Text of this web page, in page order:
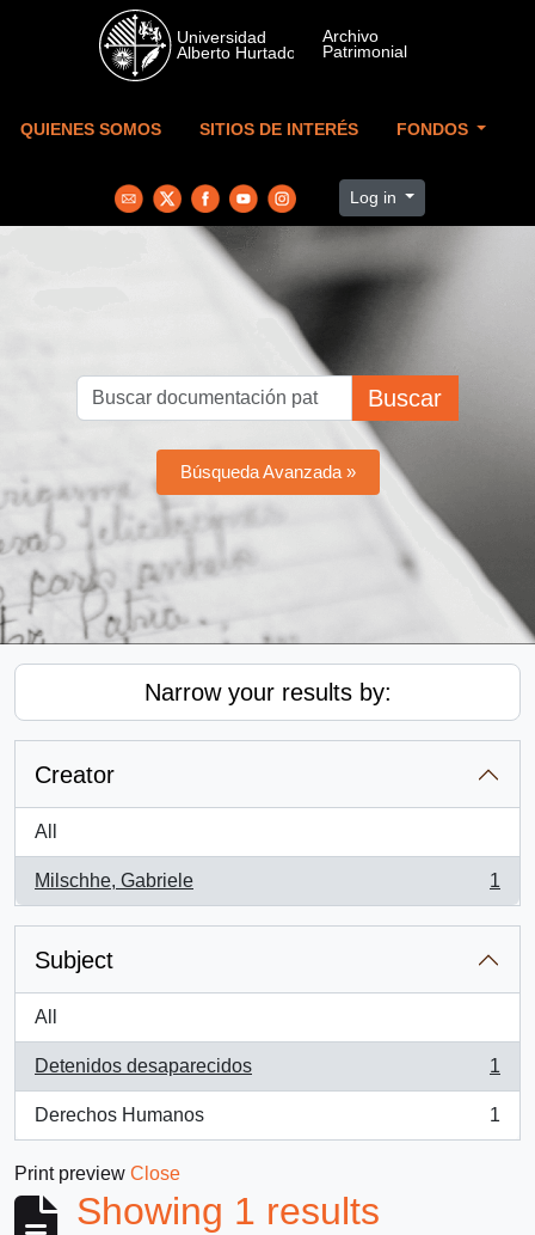
Skip to main content
QUIENES SOMOS SITIOS DE INTERÉS FONDOS
Log in
Buscar
Búsqueda Avanzada »
Narrow your results by:
Creator
All
Milschhe, Gabriele
, 1 results
1
Subject
All
Detenidos desaparecidos
, 1 results
1
Derechos Humanos
, 1 results
1
Print preview Close
Showing 1 results